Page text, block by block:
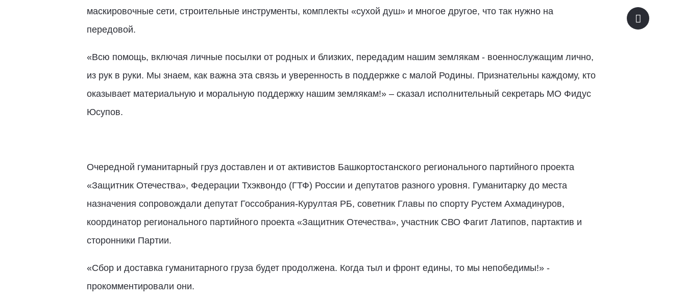
маскировочные сети, строительные инструменты, комплекты «сухой душ» и многое другое, что так нужно на
передовой.
«Всю помощь, включая личные посылки от родных и близких, передадим нашим землякам - военнослужащим лично,
из рук в руки. Мы знаем, как важна эта связь и уверенность в поддержке с малой Родины. Признательны каждому, кто
оказывает материальную и моральную поддержку нашим землякам!» – сказал исполнительный секретарь МО Фидус
Юсупов.
Очередной гуманитарный груз доставлен и от активистов Башкортостанского регионального партийного проекта
«Защитник Отечества», Федерации Тхэквондо (ГТФ) России и депутатов разного уровня. Гуманитарку до места
назначения сопровождали депутат Госсобрания-Курултая РБ, советник Главы по спорту Рустем Ахмадинуров,
координатор регионального партийного проекта «Защитник Отечества», участник СВО Фагит Латипов, партактив и
сторонники Партии.
«Сбор и доставка гуманитарного груза будет продолжена. Когда тыл и фронт едины, то мы непобедимы!» -
прокомментировали они.